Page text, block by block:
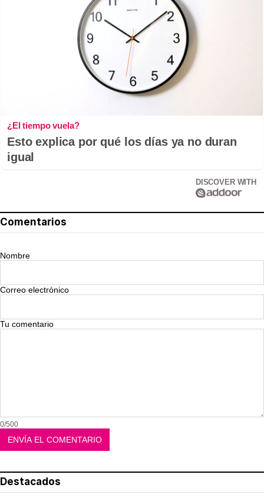
¿El tiempo vuela?
Esto explica por qué los días ya no duran
igual
DISCOVER WITH
Comentarios
Nombre
Correo electrónico
Tu comentario
0/500
Destacados